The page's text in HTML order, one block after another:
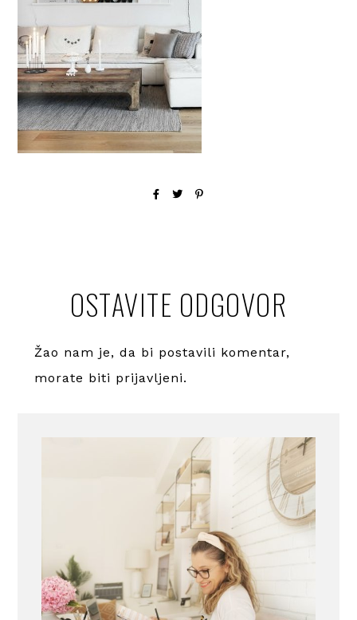
OSTAVITE ODGOVOR
Žao nam je, da bi postavili komentar,
morate biti prijavljeni.